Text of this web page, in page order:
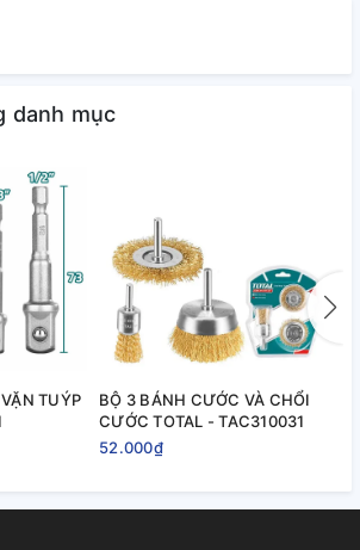
danh mục
TUÝP
BỘ 3 BÁNH CƯỚC VÀ CHỔI
CƯỚC TOTAL - TAC310031
52.000₫